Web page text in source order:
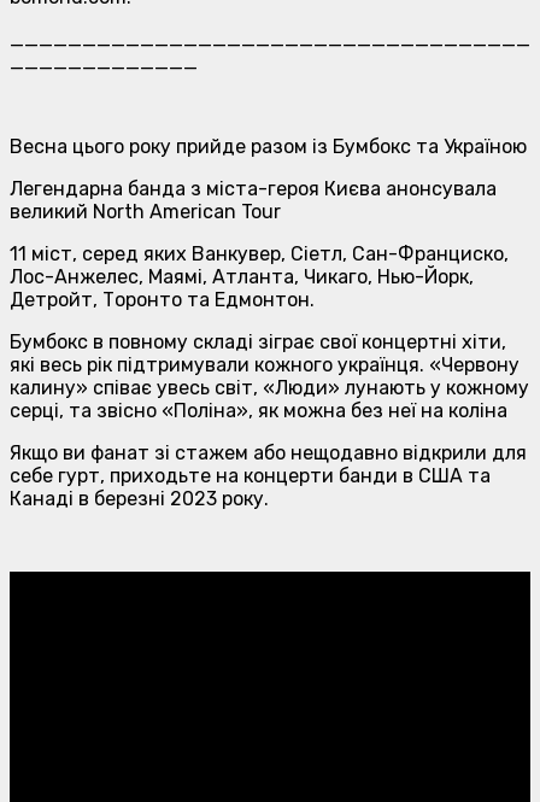
____________________________________
_____________
Весна цього року прийде разом iз Бумбокс та Україною
Легендарна банда з міста-героя Києва анонсувала
великий North American Tour
11 міст, серед яких Ванкувер, Сіетл, Сан-Франциско,
Лос-Анжелес, Маямі, Атланта, Чикаго, Нью-Йорк,
Детройт, Торонто та Едмонтон.
Бумбокс в повному складі зіграє свої концертні хіти,
які весь рік підтримували кожного українця. «Червону
калину» співає увесь світ, «Люди» лунають у кожному
серці, та звісно «Поліна», як можна без неї на коліна
Якщо ви фанат зі стажем або нещодавно відкрили для
себе гурт, приходьте на концерти банди в США та
Канаді в березні 2023 року.